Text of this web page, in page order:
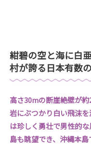
紺碧の空と海に白
村が誇る日本有数
高さ30mの断崖絶壁が
岩にぶつかり白い飛沫
は珍しく勇壮で男性的
島も眺望でき、沖縄本